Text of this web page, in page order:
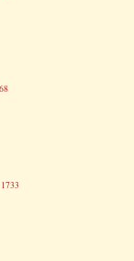
1733